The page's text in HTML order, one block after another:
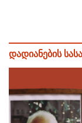
დადიანების